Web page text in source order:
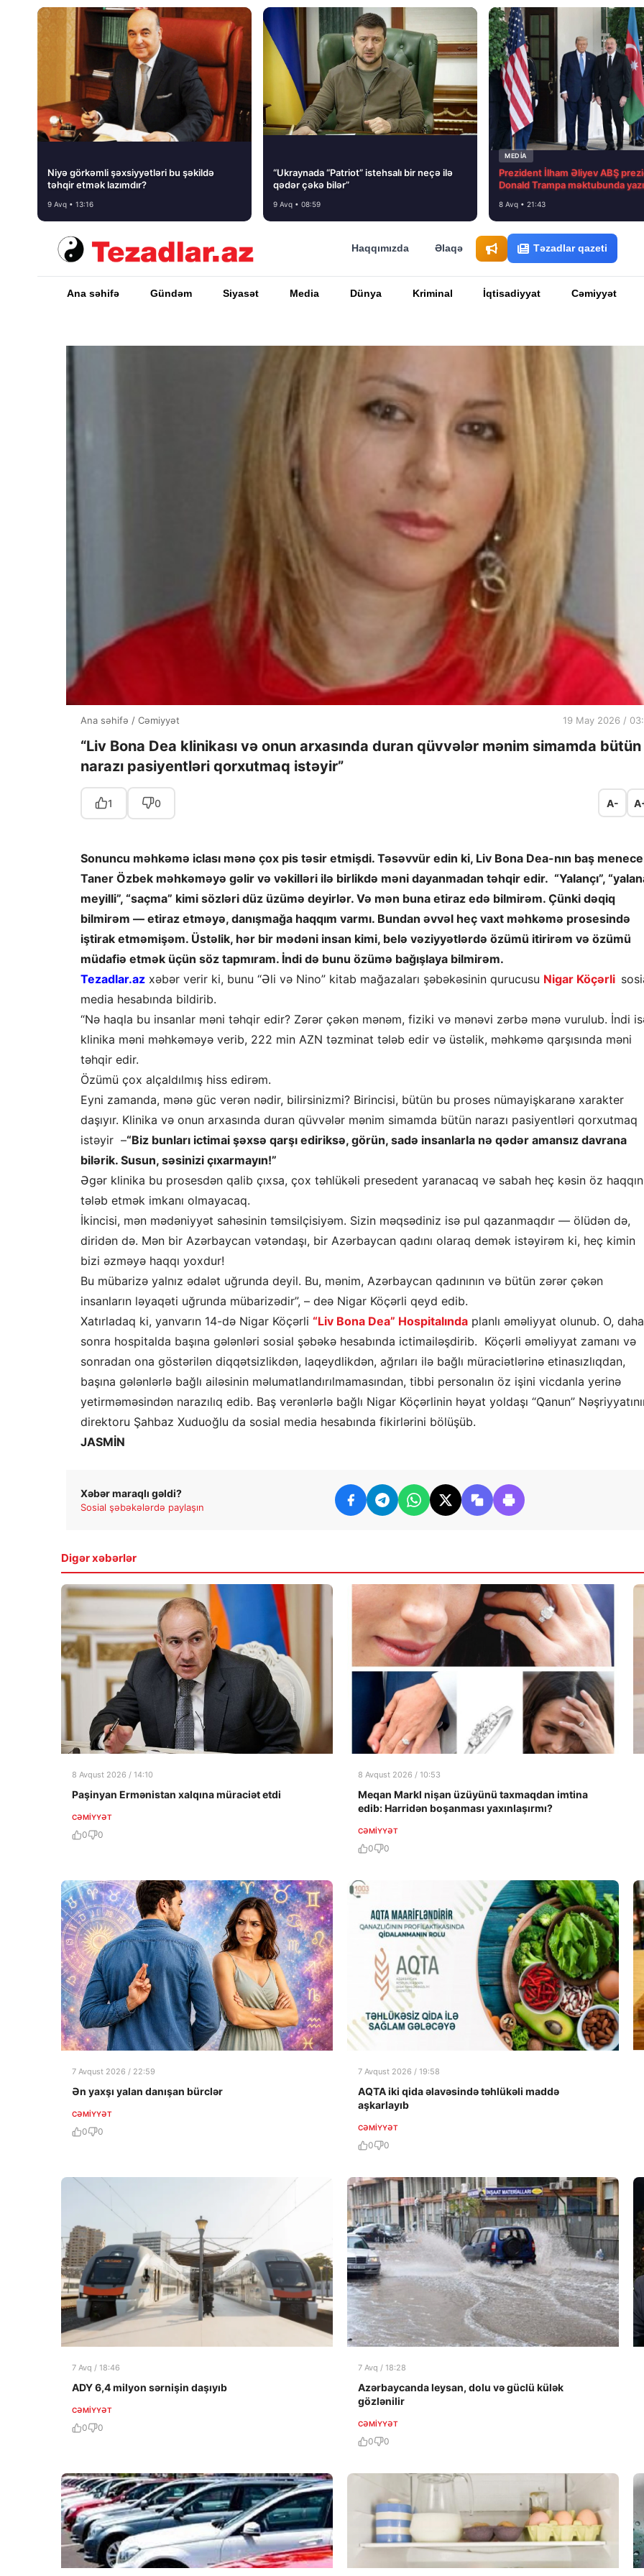
Niyə görkəmli şəxsiyyətləri bu şəkildə
təhqir etmək lazımdır?
9 Avq • 13:16
“Ukraynada “Patriot” istehsalı bir neçə ilə
qədər çəkə bilər”
9 Avq • 08:59
MEDİA
Prezident İlham Əliyev ABŞ
Donald Trampa məktubunda
8 Avq • 21:43
Haqqımızda Əlaqə Təzadlar qazeti
Ana səhifə Gündəm Siyasət Media Dünya Kriminal İqtisadiyyat Cəmiyyət
Ana səhifə / Cəmiyyət 19 May 2026 /
“Liv Bona Dea klinikası və onun arxasında duran qüvvələr mənim simamda bütün
narazı pasiyentləri qorxutmaq istəyir”
1 0 A-
Sonuncu məhkəmə iclası mənə çox pis təsir etmişdi. Təsəvvür edin ki, Liv Bona Dea-nın baş
Taner Özbek məhkəməyə gəlir və vəkilləri ilə birlikdə məni dayanmadan təhqir edir. “Yalançı”,
meyilli”, “saçma” kimi sözləri düz üzümə deyirlər. Və mən buna etiraz edə bilmirəm. Çünki dəqiq
bilmirəm — etiraz etməyə, danışmağa haqqım varmı. Bundan əvvəl heç vaxt məhkəmə prosesində
iştirak etməmişəm. Üstəlik, hər bir mədəni insan kimi, belə vəziyyətlərdə özümü itirirəm və özümü
müdafiə etmək üçün söz tapmıram. İndi də bunu özümə bağışlaya bilmirəm.
Tezadlar.az xəbər verir ki, bunu “Əli və Nino” kitab mağazaları şəbəkəsinin qurucusu Nigar Köçərli
media hesabında bildirib.
“Nə haqla bu insanlar məni təhqir edir? Zərər çəkən mənəm, fiziki və mənəvi zərbə mənə vurulub. İndi
klinika məni məhkəməyə verib, 222 min AZN təzminat tələb edir və üstəlik, məhkəmə qarşısında məni
təhqir edir.
Özümü çox alçaldılmış hiss edirəm.
Eyni zamanda, mənə güc verən nədir, bilirsinizmi? Birincisi, bütün bu proses nümayişkaranə xarakter
daşıyır. Klinika və onun arxasında duran qüvvələr mənim simamda bütün narazı pasiyentləri qorxutmaq
istəyir –“Biz bunları ictimai şəxsə qarşı ediriksə, görün, sadə insanlarla nə qədər amansız davrana
bilərik. Susun, səsinizi çıxarmayın!”
Əgər klinika bu prosesdən qalib çıxsa, çox təhlükəli presedent yaranacaq və sabah heç kəsin öz
tələb etmək imkanı olmayacaq.
İkincisi, mən mədəniyyət sahəsinin təmsilçisiyəm. Sizin məqsədiniz isə pul qazanmaqdır — ölüdən də,
diridən də. Mən bir Azərbaycan vətəndaşı, bir Azərbaycan qadını olaraq demək istəyirəm ki, heç kimin
bizi əzməyə haqqı yoxdur!
Bu mübarizə yalnız ədalət uğrunda deyil. Bu, mənim, Azərbaycan qadınının və bütün zərər çəkən
insanların ləyaqəti uğrunda mübarizədir”, – deə Nigar Köçərli qeyd edib.
Xatırladaq ki, yanvarın 14-də Nigar Köçərli “Liv Bona Dea” Hospitalında planlı əməliyyat olunub. O, daha
sonra hospitalda başına gələnləri sosial şəbəkə hesabında ictimailəşdirib. Köçərli əməliyyat zamanı və
sonradan ona göstərilən diqqətsizlikdən, laqeydlikdən, ağrıları ilə bağlı müraciətlərinə etinasızlıqdan,
başına gələnlərlə bağlı ailəsinin məlumatlandırılmamasından, tibbi personalın öz işini vicdanla yerinə
yetirməməsindən narazılıq edib. Baş verənlərlə bağlı Nigar Köçərlinin həyat yoldaşı “Qanun”
direktoru Şahbaz Xuduoğlu da sosial media hesabında fikirlərini bölüşüb.
JASMİN
Xəbər maraqlı gəldi?
Sosial şəbəkələrdə paylaşın
Digər xəbərlər
8 Avqust 2026 / 14:10
Paşinyan Ermənistan xalqına müraciət etdi
CƏMIYYƏT
0 0
8 Avqust 2026 / 10:53
Meqan Markl nişan üzüyünü taxmaqdan imtina
edib: Harridən boşanması yaxınlaşırmı?
CƏMIYYƏT
0 0
7 Avqust 2026 / 22:59
Ən yaxşı yalan danışan bürclər
CƏMIYYƏT
0 0
7 Avqust 2026 / 19:58
AQTA iki qida əlavəsində təhlükəli maddə
aşkarlayıb
CƏMIYYƏT
0 0
7 Avq / 18:46
ADY 6,4 milyon sərnişin daşıyıb
CƏMIYYƏT
0 0
7 Avq / 18:28
Azərbaycanda leysan, dolu və güclü külək
gözlənilir
CƏMIYYƏT
0 0